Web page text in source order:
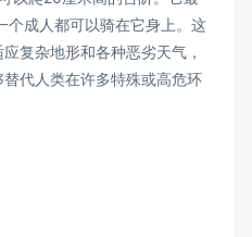
个成人都可以骑在它身上。这
复杂地形和各种恶劣天气，
代人类在许多特殊或高危环